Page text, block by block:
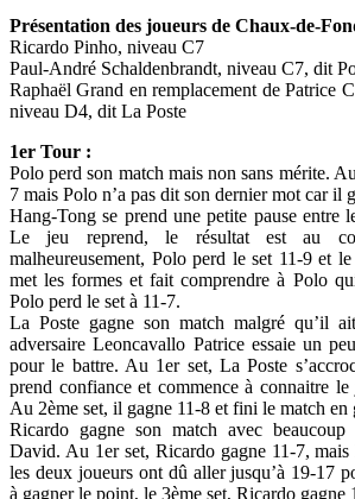
Présentation des joueurs de Chaux-de-
Ricardo Pinho, niveau C7
Paul-André Schaldenbrandt, niveau C7, dit
Raphaël Grand en remplacement de Patrice
niveau D4, dit La Poste
1er Tour :
Polo perd son match mais non sans mérite.
7 mais Polo n’a pas dit son dernier mot car il
Hang-Tong se prend une petite pause entre
Le jeu reprend, le résultat est au
malheureusement, Polo perd le set 11-9 et
met les formes et fait comprendre à Polo
Polo perd le set à 11-7.
La Poste gagne son match malgré qu’il
adversaire Leoncavallo Patrice essaie un
pour le battre. Au 1er set, La Poste
prend confiance et commence à connaitre le
Au 2ème set, il gagne 11-8 et fini le match en
Ricardo gagne son match avec
David. Au 1er set, Ricardo gagne 11-7, mais
les deux joueurs ont dû aller jusqu’à 19-17
à gagner le point, le 3ème set, Ricardo gagne